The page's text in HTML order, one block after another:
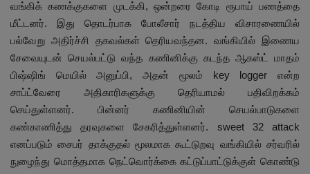
வங்கிக் கணக்குகளை முடக்கி, ஒன்றரை கோடி ரூபாய் பணத்தை
மீட்டனர். இது தொடர்பாக போலீசார் நடத்திய விசாரணையில்
பல்வேறு அதிர்ச்சி தகவல்கள் தெரியவந்தன. வங்கியில் இணைய
சேவையுடன் செயல்பட்டு வந்த கணினிக்கு கடந்த ஆகஸ்ட் மாதம்
பிஷ்ஷிங் மெயில் அனுப்பி, அதன் மூலம் key logger என்ற
சாப்ட்வேரை அதிகாரிகளுக்கு தெரியாமல் பதிவிறக்கம்
செய்துள்ளனர். பின்னர் கணினியின் செயல்பாடுகளை
கண்காணித்து தரவுகளை சேகரித்துள்ளனர். sweet 32 attack
எனப்படும் சைபர் தாக்குதல் மூலமாக கூட்டுறவு வங்கியில் சர்வரில்
நுழைந்து மொத்தமாக நெட்வொர்க்கை கட்டுப்பாட்டுக்குள் கொண்டு